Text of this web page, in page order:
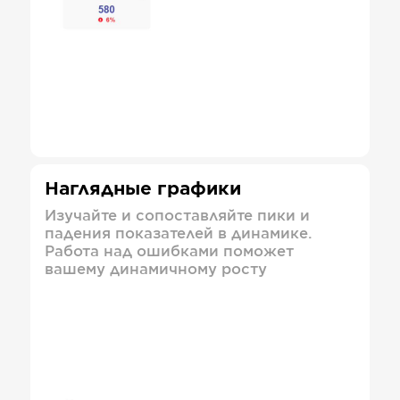
Наглядные графики
Изучайте и сопоставляйте пики и
падения показателей в динамике.
Работа над ошибками поможет
вашему динамичному росту